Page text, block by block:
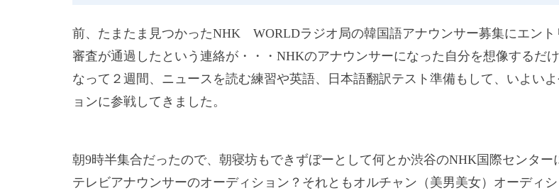
前、たまたま見つかったNHK WORLDラジオ局の韓国語アナウンサー募集にエン
審査が通過したという連絡が・・・ NHKのアナウンサーになった自分を想像するだ
なって２週間、ニュースを読む練習や英語、日本語翻訳テスト準備もして、いよい
ョンに参戦してきました。
朝9時半集合だったので、朝寝坊もできずぼーとして何とか渋谷のNHK国際センター
テレビアナウンサーのオーディション？それともオルチャン（美男美女）オーディ